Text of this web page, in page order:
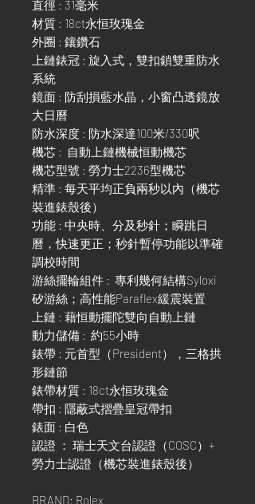
直徑 : 31毫米
材質 : 18ct永恒玫瑰金
外圈 : 鑲鑽石
上鏈錶冠 : 旋入式，雙扣鎖雙重防水
系統
鏡面 : 防刮損藍水晶，小窗凸透鏡放
大日曆
防水深度 : 防水深達100米/330呎
機芯 : 自動上鏈機械恒動機芯
機芯型號 : 勞力士2236型機芯
精準 : 每天平均正負兩秒以內（機芯
裝進錶殼後）
功能 : 中央時、分及秒針；瞬跳日
曆，快速更正；秒針暫停功能以準確
調校時間
游絲擺輪組件 : 專利幾何結構Syloxi
矽游絲；高性能Paraflex緩震裝置
上鏈 : 藉恒動擺陀雙向自動上鏈
動力儲備 : 約55小時
錶帶 : 元首型（President），三格拱
形鏈節
錶帶材質 : 18ct永恒玫瑰金
帶扣 : 隱蔽式摺疊皇冠帶扣
錶面 : 白色
認證 ： 瑞士天文台認證（COSC）+
勞力士認證（機芯裝進錶殼後）
BRAND: Rolex